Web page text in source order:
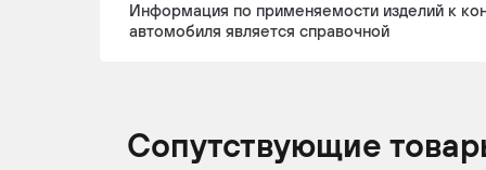
Информация по применяемости изделий к
автомобиля является справочной
Сопутствующие